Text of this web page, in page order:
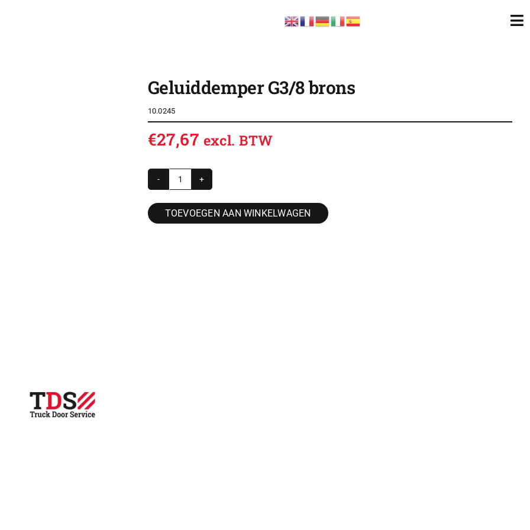
CONTACT
CONFIGURATOR
VACATURES
ACCOUNT / INLOG
WINKELWAGEN
Geluiddemper G3/8 brons
10.0245
€27,67 excl. BTW
Geluiddemper
G3/8
brons
TOEVOEGEN AAN WINKELWAGEN